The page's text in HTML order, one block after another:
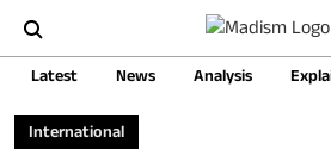
Latest News Analysis
International